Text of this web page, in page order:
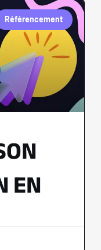
Référencement
EN